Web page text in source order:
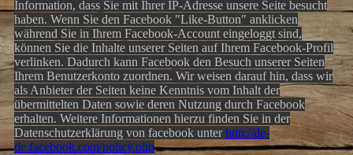
Information, dass Sie mit Ihrer IP-Adresse unsere Seite besucht
haben. Wenn Sie den Facebook "Like-Button" anklicken
während Sie in Ihrem Facebook-Account eingeloggt sind,
können Sie die Inhalte unserer Seiten auf Ihrem Facebook-Profil
verlinken. Dadurch kann Facebook den Besuch unserer Seiten
Ihrem Benutzerkonto zuordnen. Wir weisen darauf hin, dass wir
als Anbieter der Seiten keine Kenntnis vom Inhalt der
übermittelten Daten sowie deren Nutzung durch Facebook
erhalten. Weitere Informationen hierzu finden Sie in der
Datenschutzerklärung von facebook unterhttp://de-
de.facebook.com/policy.php